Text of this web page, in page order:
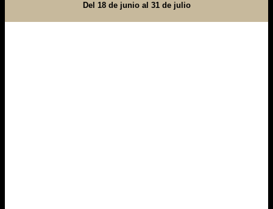
Del 18 de junio al 31 de julio